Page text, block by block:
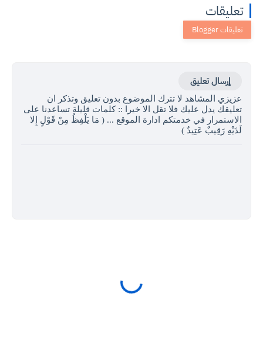
تعليقات
إرسال تعليق
عزيزي المشاهد لا تترك الموضوع بدون تعليق وتذكر ان
تعليقك يدل عليك فلا تقل الا خيرا :: كلمات قليلة تساعدنا على
الاستمرار في خدمتكم ادارة الموقع ... ( مَا يَلْفِظُ مِنْ قَوْلٍ إِلا
لَدَيْهِ رَقِيبٌ عَتِيدٌ )